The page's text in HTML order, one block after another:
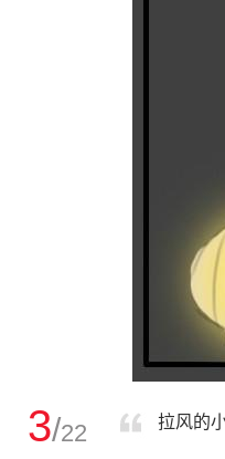
3/22 拉风的